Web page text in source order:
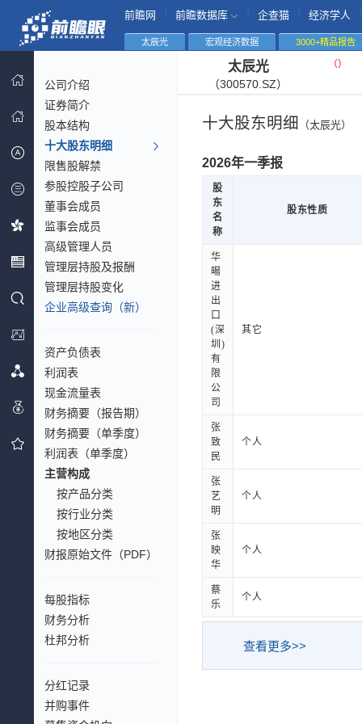
前瞻网 前瞻数据库 企查猫 经济学人
太辰光 宏观经济数据 3000+精品报告
公司介绍
证券简介
股本结构
十大股东明细
限售股解禁
参股控股子公司
董事会成员
监事会成员
高级管理人员
管理层持股及报酬
管理层持股变化
企业高级查询（新）
资产负债表
利润表
现金流量表
财务摘要（报告期）
财务摘要（单季度）
利润表（单季度）
主营构成
按产品分类
按行业分类
按地区分类
财报原始文件（PDF）
每股指标
财务分析
杜邦分析
分红记录
并购事件
太辰光
（300570.SZ）
（）
十大股东明细 （太辰光）
2026年一季报
股
东
名
称
股东性质
华
暘
进
出
口
(深
圳)
有
限
公
司
其它
张
致
民
个人
张
艺
明
个人
张
映
华
个人
蔡
乐
个人
查看更多>>